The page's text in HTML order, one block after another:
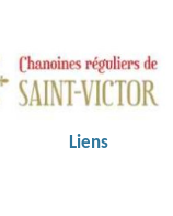
Liens